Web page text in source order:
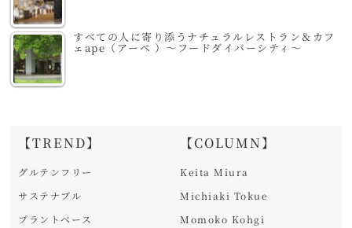
すべての人に寄り添うナチュラルレストラン＆カフ
ェape（アーペ ）～フードダイバーシティ～
【TREND】
グルテンフリー
サステナブル
プラントベース
【COLUMN】
Keita Miura
Michiaki Tokue
Momoko Kohgi